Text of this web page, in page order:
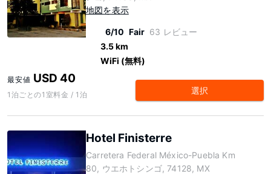
地図を表示
6/10 Fair 63 レビュー
3.5 km
WiFi (無料)
最安値 USD 40
1泊ごとの1室料金 / 1泊 選択
Hotel Finisterre
Carretera Federal México-Puebla Km
80, ウエホトシンゴ, 74128, MX